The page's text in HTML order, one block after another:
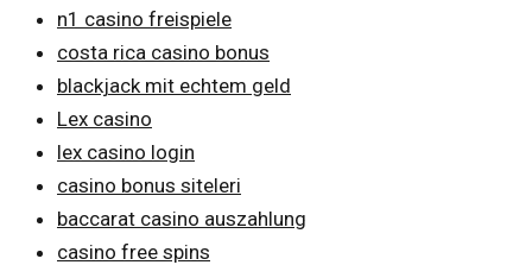
n1 casino freispiele
costa rica casino bonus
blackjack mit echtem geld
Lex casino
lex casino login
casino bonus siteleri
baccarat casino auszahlung
casino free spins